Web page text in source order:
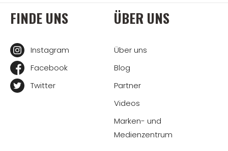
FINDE UNS
Instagram
Facebook
Twitter
ÜBER UNS
Über uns
Blog
Partner
Videos
Marken- und
Medienzentrum